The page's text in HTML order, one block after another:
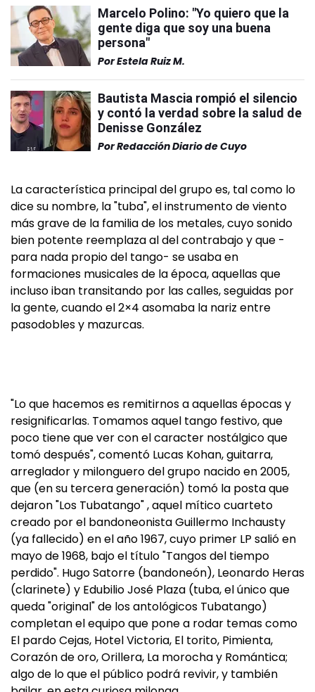
Marcelo Polino: "Yo quiero que la
gente diga que soy una buena
persona"
PorEstela Ruiz M.
Bautista Mascia rompió el silencio
y contó la verdad sobre la salud de
Denisse González
PorRedacción Diario de Cuyo
La característica principal del grupo es, tal como lo
dice su nombre, la "tuba", el instrumento de viento
más grave de la familia de los metales, cuyo sonido
bien potente reemplaza al del contrabajo y que -
para nada propio del tango- se usaba en
formaciones musicales de la época, aquellas que
incluso iban transitando por las calles, seguidas por
la gente, cuando el 2×4 asomaba la nariz entre
pasodobles y mazurcas.
"Lo que hacemos es remitirnos a aquellas épocas y
resignificarlas. Tomamos aquel tango festivo, que
poco tiene que ver con el caracter nostálgico que
tomó después", comentó Lucas Kohan, guitarra,
arreglador y milonguero del grupo nacido en 2005,
que (en su tercera generación) tomó la posta que
dejaron "Los Tubatango" , aquel mítico cuarteto
creado por el bandoneonista Guillermo Inchausty
(ya fallecido) en el año 1967, cuyo primer LP salió en
mayo de 1968, bajo el título "Tangos del tiempo
perdido". Hugo Satorre (bandoneón), Leonardo Heras
(clarinete) y Edubilio José Plaza (tuba, el único que
queda "original" de los antológicos Tubatango)
completan el equipo que pone a rodar temas como
El pardo Cejas, Hotel Victoria, El torito, Pimienta,
Corazón de oro, Orillera, La morocha y Romántica;
algo de lo que el público podrá revivir, y también